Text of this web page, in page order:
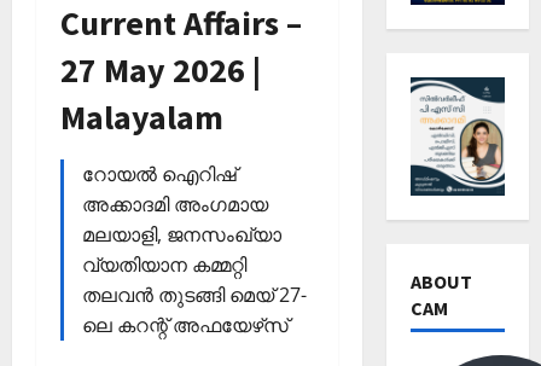
Current Affairs –
27 May 2026 |
Malayalam
റോയല്‍ ഐറിഷ്
അക്കാദമി അംഗമായ
മലയാളി, ജനസംഖ്യാ
വ്യതിയാന കമ്മറ്റി
തലവന്‍ തുടങ്ങി മെയ് 27-
ലെ കറന്റ് അഫയേഴ്‌സ്‌
ABOUT
CAM